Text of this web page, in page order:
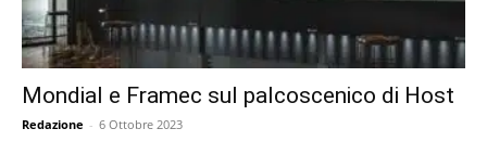
Mondial e Framec sul palcoscenico di Host
Redazione - 6 Ottobre 2023